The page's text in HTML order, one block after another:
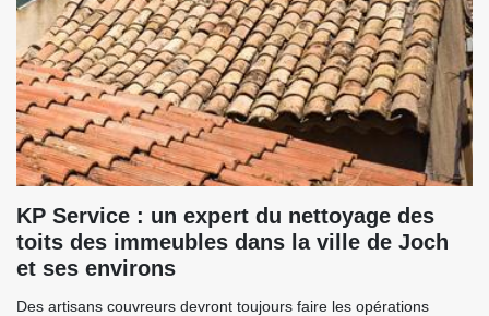
KP Service : un expert du nettoyage des
toits des immeubles dans la ville de Joch
et ses environs
Des artisans couvreurs devront toujours faire les opérations